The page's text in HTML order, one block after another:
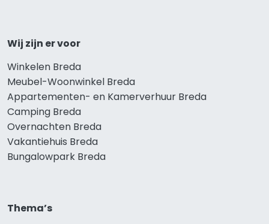
Wij zijn er voor
Winkelen Breda
Meubel-Woonwinkel Breda
Appartementen- en Kamerverhuur Breda
Camping Breda
Overnachten Breda
Vakantiehuis Breda
Bungalowpark Breda
Thema’s